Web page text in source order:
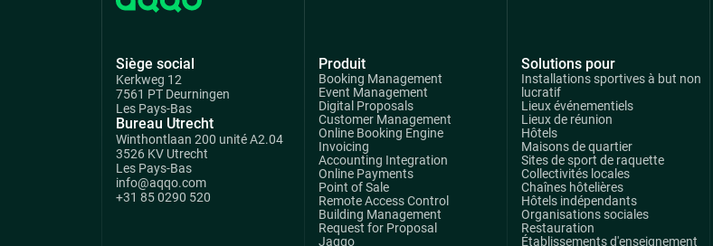
Siège social
Kerkweg 12
7561 PT Deurningen
Les Pays-Bas
Bureau Utrecht
Winthontlaan 200 unité A2.04
3526 KV Utrecht
Les Pays-Bas
info@aqqo.com
+31 85 0290 520
Produit
Booking Management
Event Management
Digital Proposals
Customer Management
Online Booking Engine
Invoicing
Accounting Integration
Online Payments
Point of Sale
Remote Access Control
Building Management
Request for Proposal
Jaqqo
Solutions pour
Installations sportives à but non
lucratif
Lieux événementiels
Lieux de réunion
Hôtels
Maisons de quartier
Sites de sport de raquette
Collectivités locales
Chaînes hôtelières
Hôtels indépendants
Organisations sociales
Restauration
Établissements d'enseignement